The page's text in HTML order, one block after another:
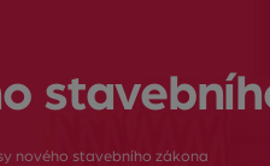
nového stavebního zákona